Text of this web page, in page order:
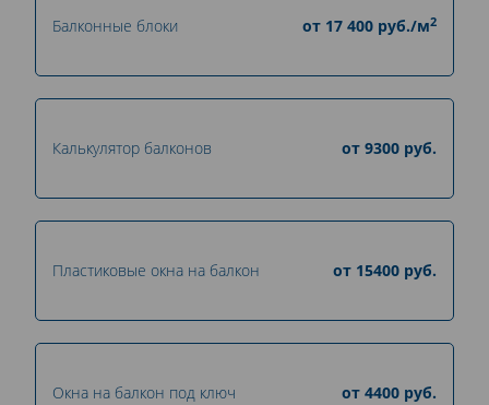
Балконные блоки от 17 400 руб./м2
Калькулятор балконов от 9300 руб.
Пластиковые окна на балкон от 15400 руб.
Окна на балкон под ключ от 4400 руб.